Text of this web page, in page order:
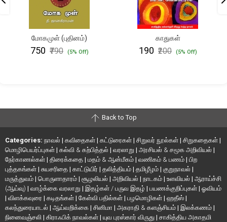
மோகமுள் (புதினம்)
₹750 ₹790 (5% Off)
காதுகள்
₹190 ₹200 (5% Off)
Back to Top
Categories: நாவல் | கவிதைகள் | கட்டுரைகள் | சிறுவர் நூல்கள் | சிறுகதைகள் |
மொழிபெயர்ப்புகள் | கல்வி & கற்பித்தல் | வரலாறு | அரசியல் & சமூக அறிவியல் |
நேர்காணல்கள் | திரைக்கதை | மதம் & ஆன்மீகம் | வணிகம் & பணம் | பிற
புத்தகங்கள் | சுயசரிதை | காட்டுயிர் | தலித்தியம் | தமிழீழம் | குறுநாவல் |
மருத்துவம் | பொருளாதாரம் | சூழலியல் | அறிவியல் | நாடகம் | உளவியல் | ஆராய்ச்சி
(ஆய்வு) | வாழ்க்கை வரலாறு | இதழ்கள் / பருவ இதழ் | பயணக்குறிப்புகள் | ஓவியம்
| விளக்கவுரை | கடிதங்கள் | கேள்வி பதில்கள் | பழமொழிகள் | ஹதீஸ் |
கலந்துரையாடல் | ஆய்வறிக்கை | சினிமா | அகராதி & களஞ்சியம் | இலக்கணம் |
நினைவஞ்சலி | கிராஃபிக் நாவல்கள் | யுவ புரஸ்கார் விருது | சாகித்திய அகாதமி